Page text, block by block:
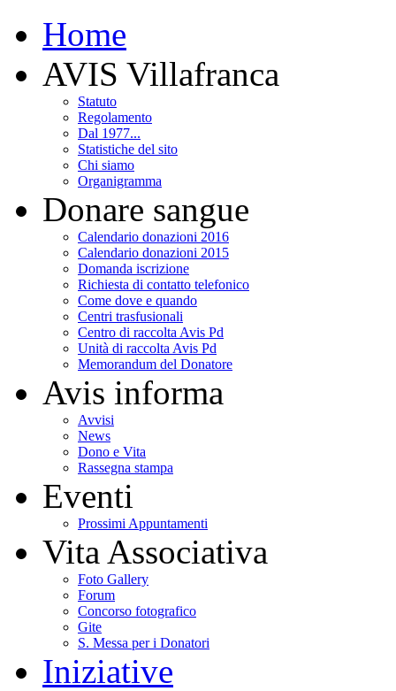
Home
AVIS Villafranca
Statuto
Regolamento
Dal 1977...
Statistiche del sito
Chi siamo
Organigramma
Donare sangue
Calendario donazioni 2016
Calendario donazioni 2015
Domanda iscrizione
Richiesta di contatto telefonico
Come dove e quando
Centri trasfusionali
Centro di raccolta Avis Pd
Unità di raccolta Avis Pd
Memorandum del Donatore
Avis informa
Avvisi
News
Dono e Vita
Rassegna stampa
Eventi
Prossimi Appuntamenti
Vita Associativa
Foto Gallery
Forum
Concorso fotografico
Gite
S. Messa per i Donatori
Iniziative